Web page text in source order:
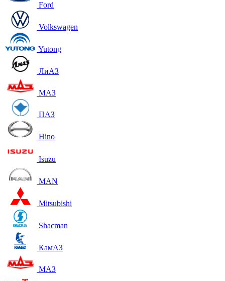
Ford
Volkswagen
Yutong
ЛиАЗ
МАЗ
ПАЗ
Hino
Isuzu
MAN
Mitsubishi
Shacman
КамАЗ
МАЗ